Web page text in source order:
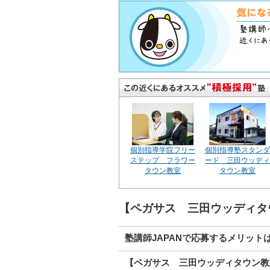
個別指導学院フリー
ステップ フラワー
タウン教室
個別指導塾スタンダ
ード 三田ウッディ
タウン教室
【ペガサス 三田ウッディ
塾講師JAPANで応募するメリット
【ペガサス 三田ウッディタウン